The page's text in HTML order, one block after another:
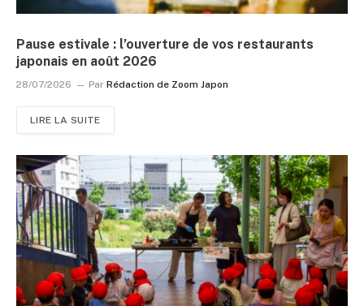
Pause estivale : l’ouverture de vos restaurants
japonais en août 2026
28/07/2026 Par Rédaction de Zoom Japon
LIRE LA SUITE